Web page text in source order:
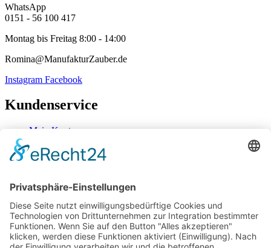
WhatsApp
0151 - 56 100 417
Montag bis Freitag 8:00 - 14:00
Romina@ManufakturZauber.de
Instagram Facebook
Kundenservice
Mein Konto
Zahlung & Versand
Widerrufsbelehrung
Mein Konto
Kontakt
Zahlung & Versand
Widerrufsbelehrung
Vertrag Widerrufen